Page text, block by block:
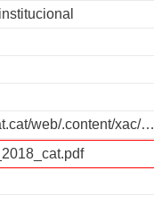
web/.content/xac/…